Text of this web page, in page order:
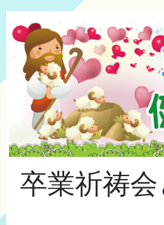
卒業祈祷